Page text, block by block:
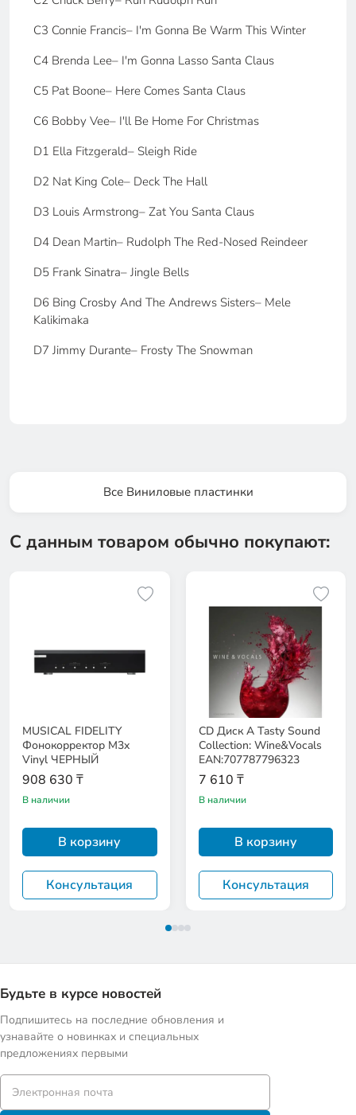
C3 Connie Francis– I'm Gonna Be Warm This Winter
C4 Brenda Lee– I'm Gonna Lasso Santa Claus
C5 Pat Boone– Here Comes Santa Claus
C6 Bobby Vee– I'll Be Home For Christmas
D1 Ella Fitzgerald– Sleigh Ride
D2 Nat King Cole– Deck The Hall
D3 Louis Armstrong– Zat You Santa Claus
D4 Dean Martin– Rudolph The Red-Nosed Reindeer
D5 Frank Sinatra– Jingle Bells
D6 Bing Crosby And The Andrews Sisters– Mele
Kalikimaka
D7 Jimmy Durante– Frosty The Snowman
Все Виниловые пластинки
С данным товаром обычно покупают:
MUSICAL FIDELITY
Фонокорректор M3x
Vinyl ЧЕРНЫЙ
908 630 ₸
В наличии
В корзину
Консультация
CD Диск A Tasty Sound
Collection: Wine&Vocals
EAN:707787796323
7 610 ₸
В наличии
В корзину
Консультация
Будьте в курсе новостей
Подпишитесь на последние обновления и
узнавайте о новинках и специальных
предложениях первыми